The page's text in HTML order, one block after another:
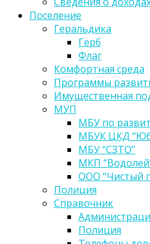
Поселение
Геральдика
Герб
Флаг
Комфортная среда
Программы
Имущественная
МУП
МБУ по
МБУК ЦКД
МБУ “СЗТО”
МКП
ООО “Чистый
Полиция
Справочник
Полиция